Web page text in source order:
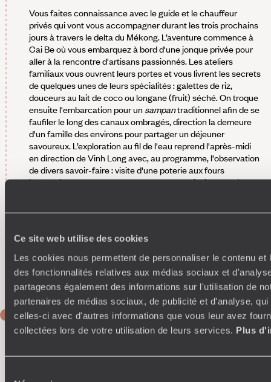
Ce site web utilise des cookies
Les cookies nous permettent de personnaliser le contenu et
des fonctionnalités relatives aux médias sociaux et
partageons également des informations sur l'utilisation de
partenaires de médias sociaux, de publicité et d'analyse,
celles-ci avec d'autres informations que vous leur avez
collectées lors de votre utilisation de leurs services. Plus
Vous faites connaissance avec le guide et le chauffeur
privés qui vont vous accompagner durant les trois prochains
jours à travers le delta du Mékong. L’aventure commence à
Cai Be où vous embarquez à bord d'une jonque privée pour
aller à la rencontre d'artisans passionnés. Les ateliers
familiaux vous ouvrent leurs portes et vous livrent les secrets
de quelques unes de leurs spécialités : galettes de riz,
douceurs au lait de coco ou longane (fruit) séché. On troque
ensuite l'embarcation pour un sampantraditionnel afin de se
faufiler le long des canaux ombragés, direction la demeure
d'un famille des environs pour partager un déjeuner
savoureux. L’exploration au fil de l'eau reprend l'après-midi
en direction de Vinh Long avec, au programme, l'observation
de divers savoir-faire : visite d'une poterie aux fours
impressionnants, et halte dans une ferme piscicole. Nuit à
chambres, confortables et bien équipées, présentent une
élégance simple. Le jardin à la végétation tropicale
foisonnante s'articule autour de deux piscines où il fait bon
se rafraîchir.
JOUR 5
Delta du Mékong
Cap aujourd'hui sur Tra Vinh, province confidentielle et
représente ici un tiers de la population. Loin de l'agitation,